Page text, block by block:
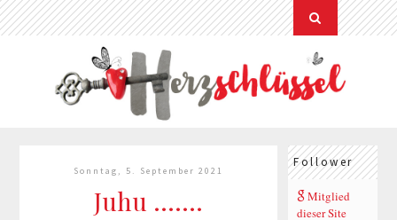
Sonntag, 5. September 2021
Juhu .......
Follower
Mitglied
dieser Site